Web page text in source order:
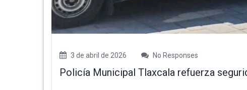
3 de abril de 2026 No Responses
Policía Municipal Tlaxcala refuerza